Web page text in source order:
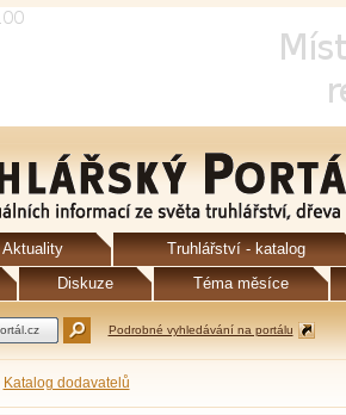
Aktuality
Truhlářství - katalog
Diskuze Téma měsíce
Podrobné vyhledávání na portálu
Katalog dodavatelů